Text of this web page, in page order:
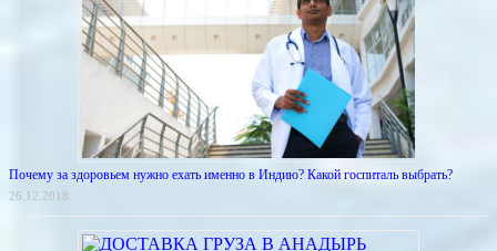
Почему за здоровьем нужно ехать именно в Индию? Какой госпиталь выбрать?
26.12.2018